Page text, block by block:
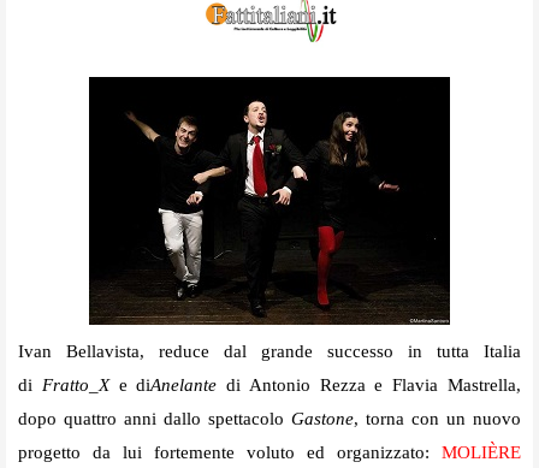
Ivan Bellavista, reduce dal grande successo in tutta Italia
di Fratto_Xe diAnelante di Antonio Rezza e Flavia Mastrella,
dopo quattro anni dallo spettacolo Gastone, torna con un nuovo
progetto da lui fortemente voluto ed organizzato: MOLIÈRE